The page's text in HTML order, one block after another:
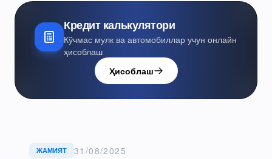
Кредит калькулятори
Кўчмас мулк ва автомобиллар учун онлайн
ҳисоблаш
Ҳисоблаш
ЖАМИЯТ 31/08/2025